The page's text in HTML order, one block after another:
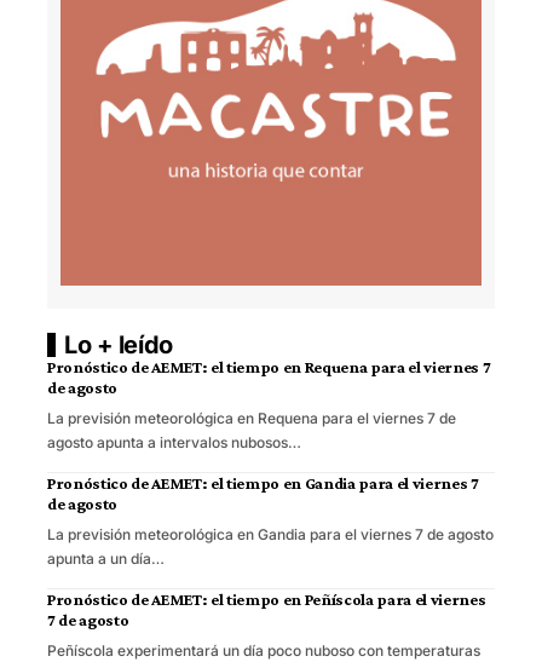
Lo + leído
Pronóstico de AEMET: el tiempo en Requena para el viernes 7
de agosto
La previsión meteorológica en Requena para el viernes 7 de
agosto apunta a intervalos nubosos…
Pronóstico de AEMET: el tiempo en Gandia para el viernes 7
de agosto
La previsión meteorológica en Gandia para el viernes 7 de agosto
apunta a un día…
Pronóstico de AEMET: el tiempo en Peñíscola para el viernes
7 de agosto
Peñíscola experimentará un día poco nuboso con temperaturas